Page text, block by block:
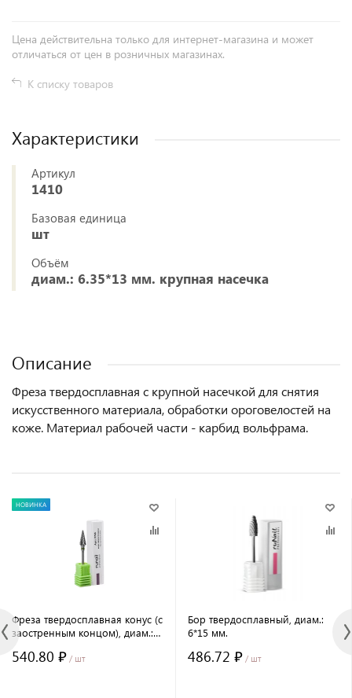
Цена действительна только для интернет-магазина и может
отличаться от цен в розничных магазинах.
К списку товаров
Характеристики
Артикул
1410
Базовая единица
шт
Объём
диам.: 6.35*13 мм. крупная насечка
Описание
Фреза твердосплавная с крупной насечкой для снятия
искусственного материала, обработки ороговелостей на
коже. Материал рабочей части - карбид вольфрама.
НОВИНКА
Фреза твердосплавная конус (с
заостренным концом), диам.:
№9765
540.80 ₽ / шт
Бор твердосплавный, диам.:
6*15 мм.
486.72 ₽ / шт